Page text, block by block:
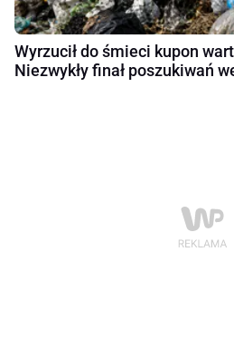
Wyrzucił do śmieci kupon
Niezwykły finał poszukiwań